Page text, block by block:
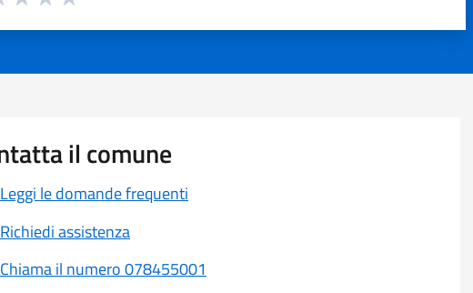
il comune
Leggi le domande frequenti
Richiedi assistenza
Chiama il numero 078455001